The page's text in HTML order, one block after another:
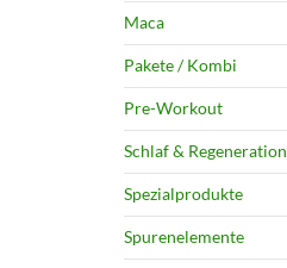
Maca
Pakete / Kombi
Pre-Workout
Schlaf & Regeneration
Spezialprodukte
Spurenelemente